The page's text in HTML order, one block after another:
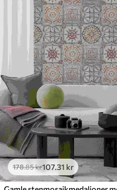
178.85kr107.31 kr